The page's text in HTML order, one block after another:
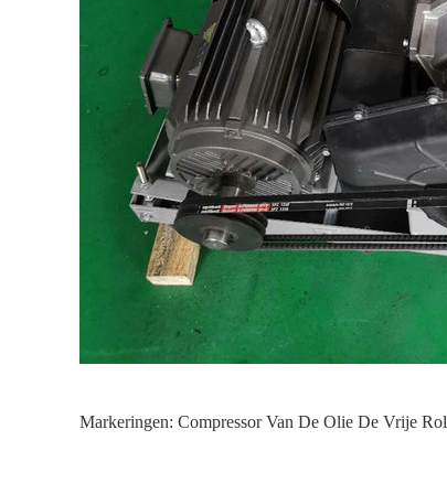
Markeringen: Compressor Van De Olie De Vrije Rol